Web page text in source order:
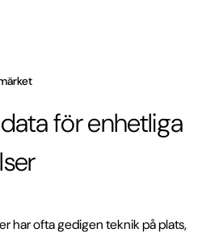
för enhetliga
har ofta gedigen teknik på plats,